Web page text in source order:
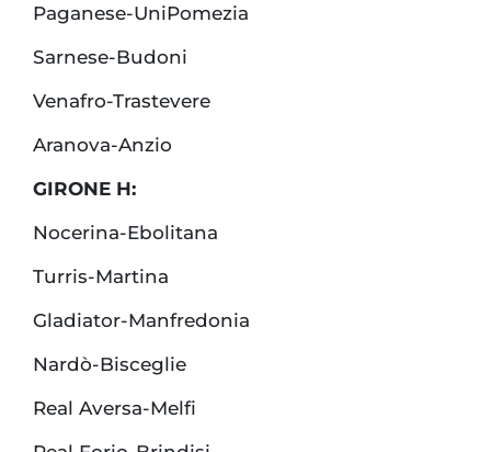
Paganese-UniPomezia
Sarnese-Budoni
Venafro-Trastevere
Aranova-Anzio
GIRONE H:
Nocerina-Ebolitana
Turris-Martina
Gladiator-Manfredonia
Nardò-Bisceglie
Real Aversa-Melfi